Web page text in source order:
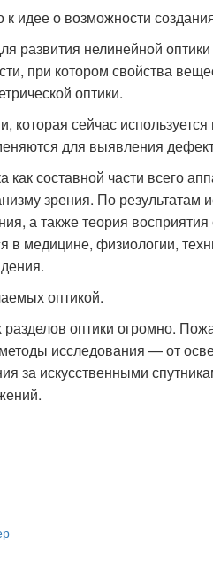
о возможности
развития нелинейной
при котором свойства
оптики.
сейчас
для выявления
как составной части всего
зрения. По результатам
а также теория восприятия
в медицине, физиологии,
оптикой.
оптики огромно.
исследования — от
за искусственными